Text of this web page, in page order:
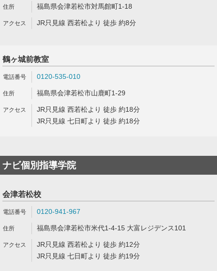
福島県会津若松市対馬館町1-18
JR只見線 西若松より 徒歩 約8分
鶴ヶ城前教室
0120-535-010
福島県会津若松市山鹿町1-29
JR只見線 西若松より 徒歩 約18分
JR只見線 七日町より 徒歩 約18分
ナビ個別指導学院
会津若松校
0120-941-967
福島県会津若松市米代1-4-15 大富レジデンス101
JR只見線 西若松より 徒歩 約12分
JR只見線 七日町より 徒歩 約19分